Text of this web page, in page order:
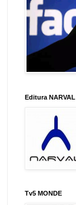
Editura NARVAL
Tv5 MONDE